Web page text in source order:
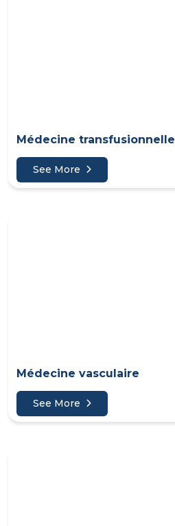
Médecine transfusionnelle
See More
Médecine vasculaire
See More